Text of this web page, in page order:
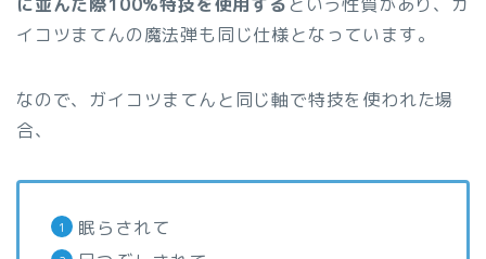
に並んだ際100%特技を使用する という性質があり、ガ
イコツまてんの魔法弾も同じ仕様となっています。
なので、ガイコツまてんと同じ軸で特技を使われた場
合、
眠らされて